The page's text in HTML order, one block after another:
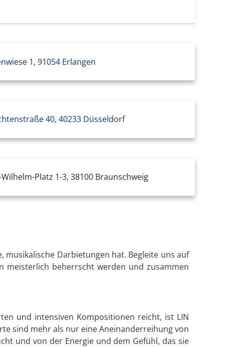
1, 91054 Erlangen
40, 40233 Düsseldorf
Platz 1-3, 38100 Braunschweig
musikalische Darbietungen hat. Begleite uns auf
meisterlich beherrscht werden und zusammen
und intensiven Kompositionen reicht, ist LIN
sind mehr als nur eine Aneinanderreihung von
und von der Energie und dem Gefühl, das sie